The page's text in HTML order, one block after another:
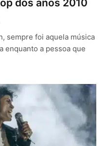
dos anos 2010
sempre foi aquela música
enquanto a pessoa que